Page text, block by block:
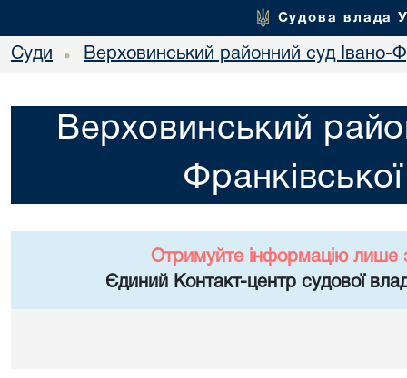
Судова влада
Суди • Верховинський районний суд Івано-
Верховинський
Отримуйте інформацію лише
Єдиний Контакт-центр судової